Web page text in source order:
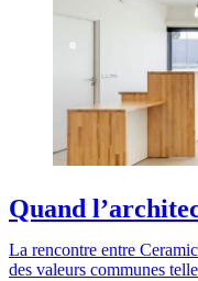
Quand
La rencontre entre
des valeurs communes